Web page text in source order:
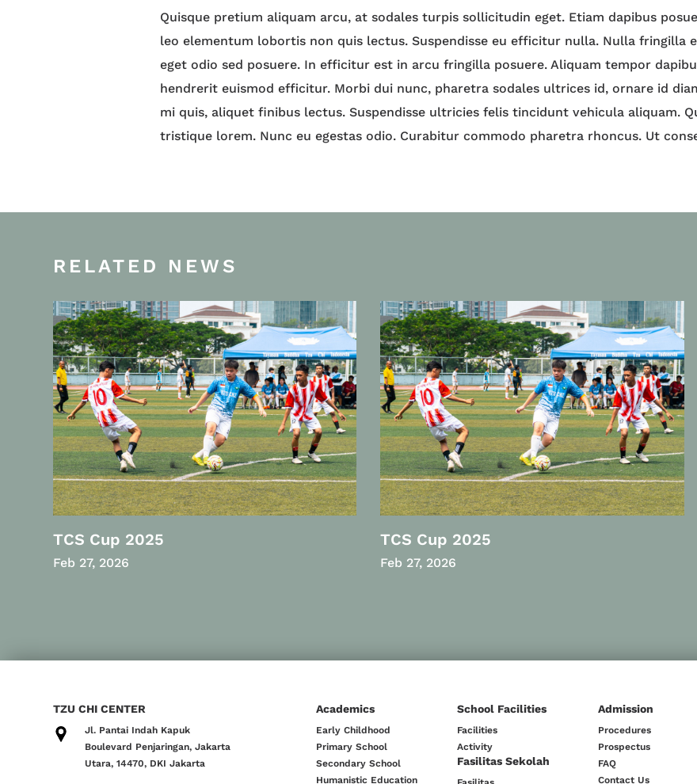
Quisque pretium aliquam arcu, at sodales turpis sollicitudin eget. Etiam dapibus
leo elementum lobortis non quis lectus. Suspendisse eu efficitur nulla. Nulla fringilla
eget odio sed posuere. In efficitur est in arcu fringilla posuere. Aliquam tempor
hendrerit euismod efficitur. Morbi dui nunc, pharetra sodales ultrices id, ornare id
mi quis, aliquet finibus lectus. Suspendisse ultricies felis tincidunt vehicula aliquam.
tristique lorem. Nunc eu egestas odio. Curabitur commodo pharetra rhoncus. Ut
RELATED NEWS
TCS Cup 2025
Feb 27, 2026
TCS Cup 2025
Feb 27, 2026
TZU CHI CENTER
Jl. Pantai Indah Kapuk
Boulevard Penjaringan, Jakarta
Utara, 14470, DKI Jakarta
Academics
Early Childhood
Primary School
Secondary School
Humanistic Education
School Facilities
Facilities
Activity
Fasilitas Sekolah
Admission
Procedures
Prospectus
FAQ
Contact Us